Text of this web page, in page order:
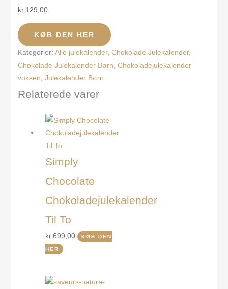
kr.129,00
KØB DEN HER
Kategorier: Alle julekalender, Chokolade Julekalender,
Chokolade Julekalender Børn Chokoladejulekalender
voksen Julekalender Børn
Relaterede varer
Simply
Chocolate
Chokoladejulekalender
Til To
kr.699,00 KØB DEN
HER